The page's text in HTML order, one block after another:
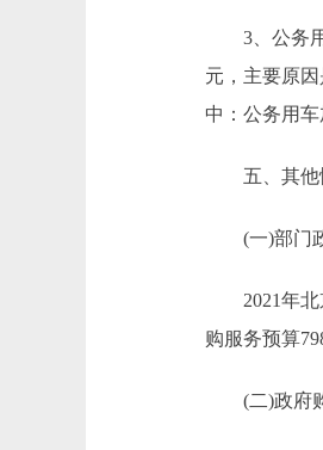
3、公务用
元，主要原
中：公务用车
五、其他
(一)部门政
2021年北京
购服务预算
(二)政府购